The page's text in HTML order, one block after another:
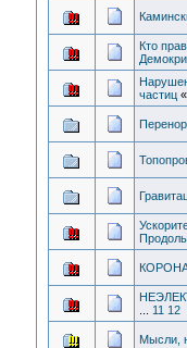
Кто
частиц «
11 12
Мысли,